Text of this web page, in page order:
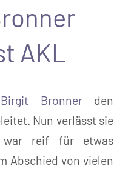
AKL
Birgit Bronnerden
Nun verlässt sie
war reif für etwas
Abschied von vielen